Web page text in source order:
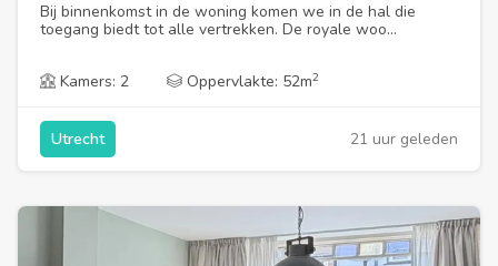
Bij binnenkomst in de woning komen we in de hal die
toegang biedt tot alle vertrekken. De royale woo...
Kamers: 2 Oppervlakte: 52m2
21 uur geleden
Utrecht